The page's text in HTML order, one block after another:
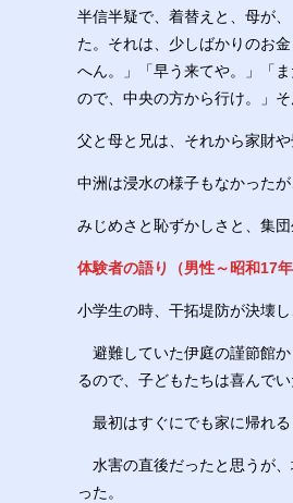
半信半疑で、着替えと、母が
た。それは、少しばかりのお
へん。」「早う来てや。」「
ので、中央の方から行け。」
父と母と兄は、それから家財
中洲は浸水の様子もなかった
みじめさと恥ずかしさと、集
体験者の語り（男性～昭和17
小学生の時、干拓堤防が決壊
避難していた伊庭の謹節館
るので、子どもたちは喜んで
最初はすぐにでも家に帰れ
水害の直後だったと思うが
った。